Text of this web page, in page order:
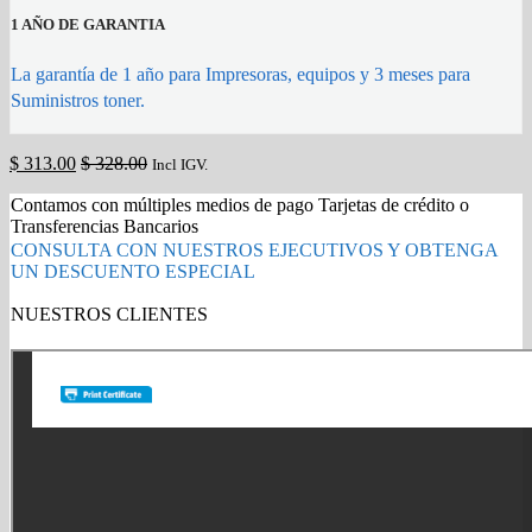
1 AÑO DE GARANTIA
La garantía de 1 año para Impresoras, equipos y 3 meses para
Suministros toner.
$ 313.00 $328.00 Incl IGV.
Contamos con múltiples medios de pago Tarjetas de crédito o
Transferencias Bancarios
CONSULTA CON NUESTROS EJECUTIVOS Y OBTENGA
UN DESCUENTO ESPECIAL
NUESTROS CLIENTES